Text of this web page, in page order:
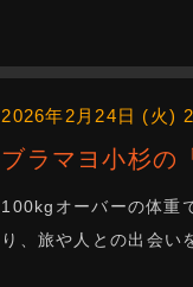
2026年2月24日 (火)
ブラマヨ小杉
100kgオーバーの体重
り、旅や人との出会い